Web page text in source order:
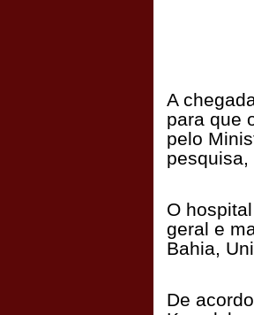
A
para que
pelo
O
geral e
Bahia,
De